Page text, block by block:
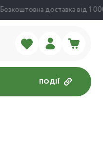
Безкоштовна доставка від 1
ПОДІЇ